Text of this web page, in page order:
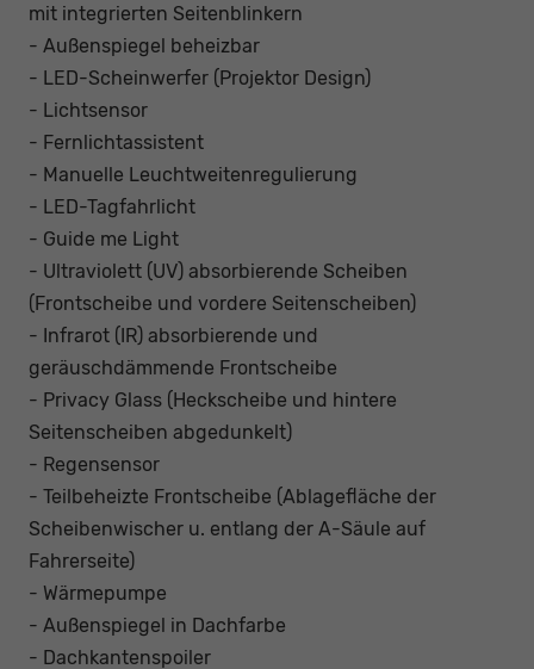
mit integrierten Seitenblinkern
- Außenspiegel beheizbar
- LED-Scheinwerfer (Projektor Design)
- Lichtsensor
- Fernlichtassistent
- Manuelle Leuchtweitenregulierung
- LED-Tagfahrlicht
- Guide me Light
- Ultraviolett (UV) absorbierende Scheiben
(Frontscheibe und vordere Seitenscheiben)
- Infrarot (IR) absorbierende und
geräuschdämmende Frontscheibe
- Privacy Glass (Heckscheibe und hintere
Seitenscheiben abgedunkelt)
- Regensensor
- Teilbeheizte Frontscheibe (Ablagefläche der
Scheibenwischer u. entlang der A-Säule auf
Fahrerseite)
- Wärmepumpe
- Außenspiegel in Dachfarbe
- Dachkantenspoiler